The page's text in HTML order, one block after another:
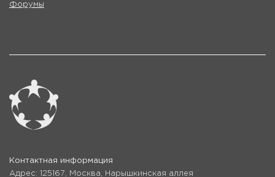
Форумы
Контактная информация
Адрес: 125167, Москва, Нарышкинская аллея